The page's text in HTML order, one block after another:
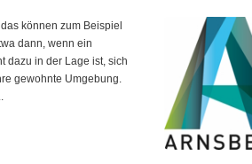
können zum Beispiel
dann, wenn ein
dazu in der Lage ist, sich
gewohnte Umgebung.